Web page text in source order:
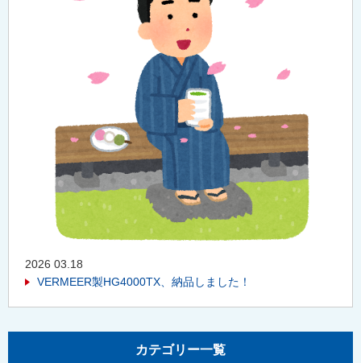
2026 03.18
VERMEER製HG4000TX、納品しました！
カテゴリー一覧